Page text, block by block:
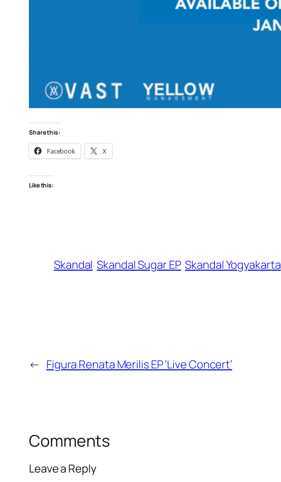
Share this:
Facebook X
Like this:
Skandal Skandal Sugar EP Skandal Yogyakarta
← Figura Renata Merilis EP ‘Live Concert’
Comments
Leave a Reply